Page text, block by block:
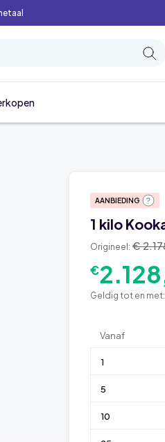
AANBIEDING
1 kilo
Origineel: €
€
Geldig tot en
Vanaf
1
5
10